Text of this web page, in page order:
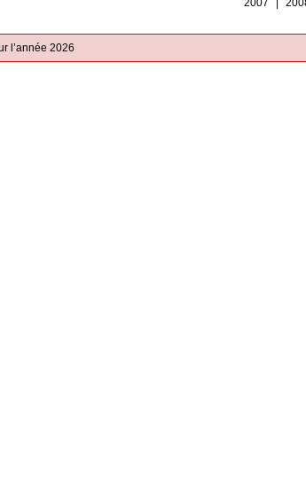
2007
l’année 2026